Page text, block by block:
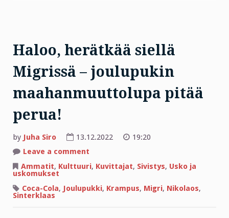
Haloo, herätkää siellä
Migrissä – joulupukin
maahanmuuttolupa pitää
perua!
by Juha Siro 13.12.2022
19:20
Leave a comment
herätkää
siellä
–
joulupukin
Ammatit, Kulttuuri, Kuvittajat, Sivistys, Usko ja
uskomukset
Coca-Cola, Joulupukki, Krampus, Migri, Nikolaos,
Sinterklaas